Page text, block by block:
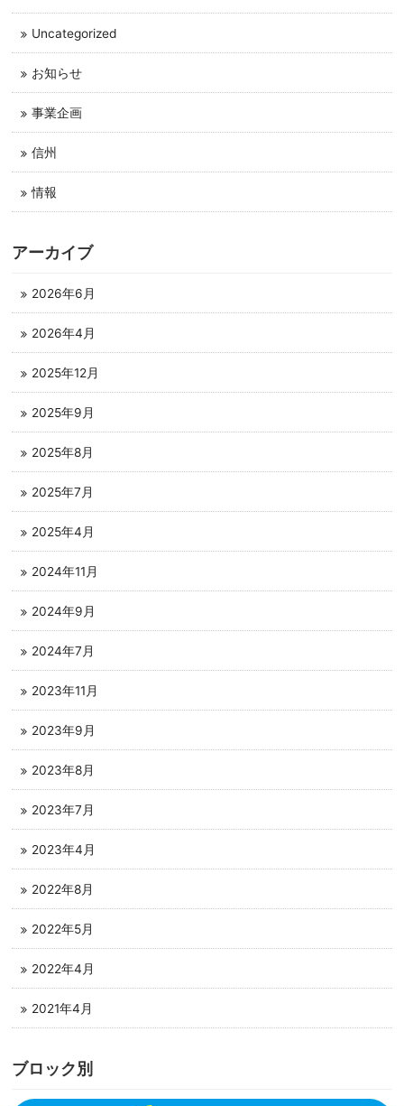
Uncategorized
お知らせ
事業企画
信州
情報
アーカイブ
2026年6月
2026年4月
2025年12月
2025年9月
2025年8月
2025年7月
2025年4月
2024年11月
2024年9月
2024年7月
2023年11月
2023年9月
2023年8月
2023年7月
2023年4月
2022年8月
2022年5月
2022年4月
2021年4月
ブロック別